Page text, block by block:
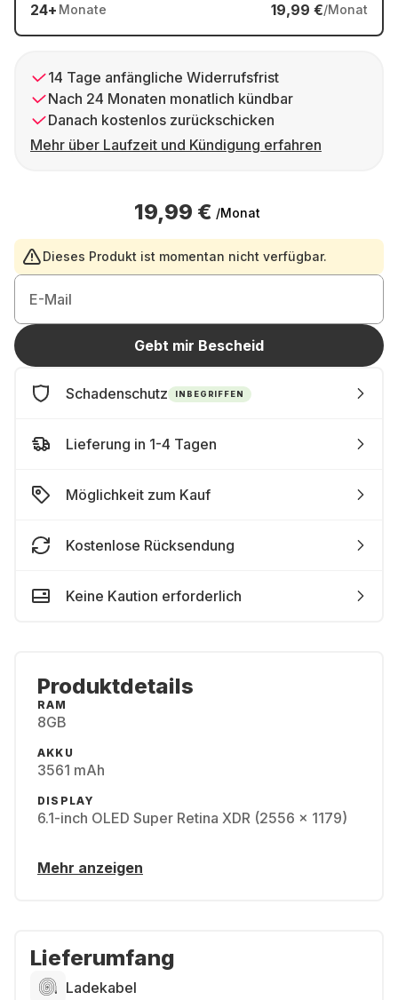
24+ Monate 19,99 €/Monat
14 Tage anfängliche Widerrufsfrist
Nach 24 Monaten monatlich kündbar
Danach kostenlos zurückschicken
Mehr über Laufzeit und Kündigung erfahren
19,99 € /Monat
Dieses Produkt ist momentan nicht verfügbar.
E-Mail
Gebt mir Bescheid
Schadenschutz INBEGRIFFEN
Lieferung in 1-4 Tagen
Möglichkeit zum Kauf
Kostenlose Rücksendung
Keine Kaution erforderlich
Produktdetails
RAM
8GB
AKKU
3561 mAh
DISPLAY
6.1-inch OLED Super Retina XDR (2556 x 1179)
Mehr anzeigen
Lieferumfang
Ladekabel